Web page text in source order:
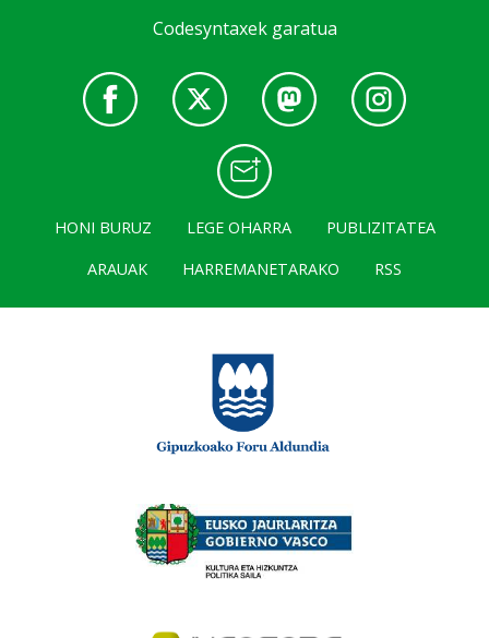
Codesyntaxek garatua
HONI BURUZ LEGE OHARRA
PUBLIZITATEA
ARAUAK
HARREMANETARAKO RSS